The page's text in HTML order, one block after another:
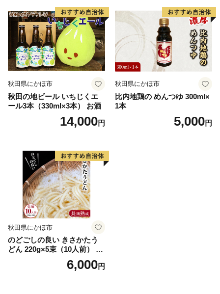
秋田県にかほ市
秋田の地ビール いちじくエ
ール3本（330ml×3本） お酒
14,000円
秋田県にかほ市
比内地鶏の めんつゆ 300ml×
1本
5,000円
秋田県にかほ市
のどごしの良い きさかたう
どん 220g×5束（10人前） 乾
麺 麺類 秋田県 ご当地6,000円